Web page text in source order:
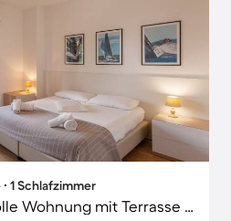
1 Schlafzimmer
Voll ausgestattete tolle Wohnung mit Terrasse und Grill | Seeblick | Nah am Strand | Hunde erlaubt